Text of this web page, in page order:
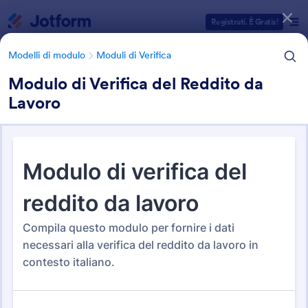
Registrati. È Gratis!
Modelli di modulo Moduli di Verifica
Modulo di Verifica del Reddito da
Lavoro
Moduli di Verifica
53 Template
Categorie Template Moduli